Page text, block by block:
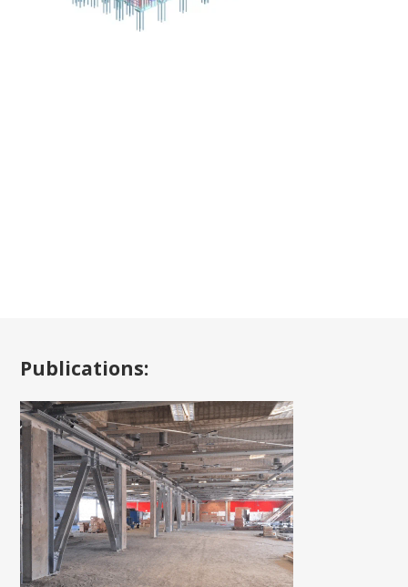
Publications: